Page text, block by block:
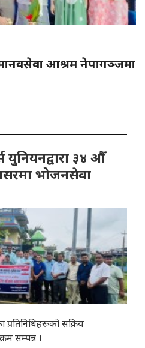
आश्रम नेपागञ्जमा
युनियनद्वारा ३४ औँ
भोजनसेवा
सक्रिय
सम्पन्न ।